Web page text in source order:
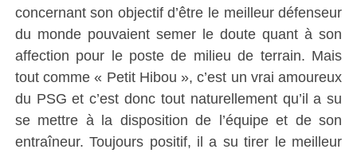
concernant son objectif d’être le meilleur défenseur
du monde pouvaient semer le doute quant à son
affection pour le poste de milieu de terrain. Mais
tout comme « Petit Hibou », c’est un vrai amoureux
du PSG et c’est donc tout naturellement qu’il a su
se mettre à la disposition de l’équipe et de son
entraîneur. Toujours positif, il a su tirer le meilleur